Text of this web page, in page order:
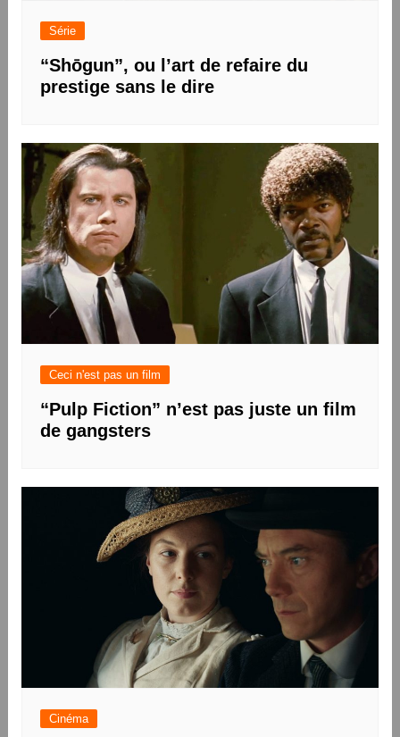
Série
“Shōgun”, ou l’art de refaire du
prestige sans le dire
Ceci n'est pas un film
“Pulp Fiction” n’est pas juste un film
de gangsters
Cinéma